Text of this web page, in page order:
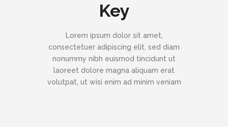
Key
Lorem ipsum dolor sit amet,
consectetuer adipiscing elit, sed diam
nonummy nibh euismod tincidunt ut
laoreet dolore magna aliquam erat
volutpat, ut wisi enim ad minim veniam